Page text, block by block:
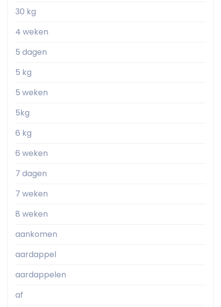
30 kg
4 weken
5 dagen
5 kg
5 weken
5kg
6 kg
6 weken
7 dagen
7 weken
8 weken
aankomen
aardappel
aardappelen
af